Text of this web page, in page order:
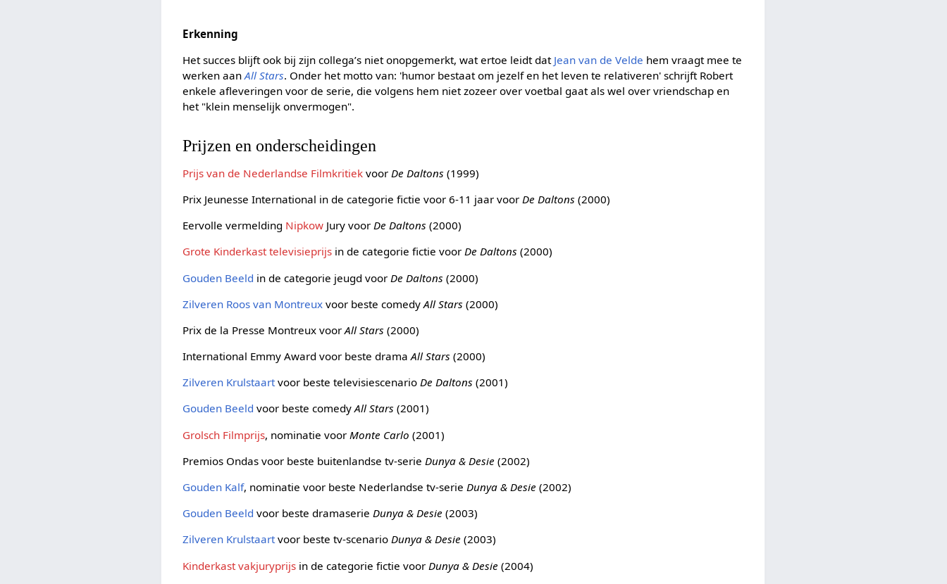
Erkenning
Het succes blijft ook bij zijn collega’s niet onopgemerkt, wat ertoe leidt dat Jean van de Velde hem vraagt mee te
werken aanAll Stars. Onder het motto van: 'humor bestaat om jezelf en het leven te relativeren' schrijft Robert
enkele afleveringen voor de serie, die volgens hem niet zozeer over voetbal gaat als wel over vriendschap en
het "klein menselijk onvermogen".
Prijzen en onderscheidingen
Prijs van de Nederlandse Filmkritiek voor De Daltons (1999)
Prix Jeunesse International in de categorie fictie voor 6-11 jaar voor De Daltons (2000)
Eervolle vermelding Nipkow Jury voorDe Daltons (2000)
Grote Kinderkast televisieprijs in de categorie fictie voorDe Daltons (2000)
Gouden Beeld in de categorie jeugd voor De Daltons (2000)
Zilveren Roos van Montreux voor beste comedyAll Stars (2000)
Prix de la Presse Montreux voorAll Stars (2000)
International Emmy Award voor beste dramaAll Stars (2000)
Zilveren Krulstaartvoor beste televisiescenarioDe Daltons (2001)
Gouden Beeld voor beste comedyAll Stars (2001)
Grolsch Filmprijs, nominatie voor Monte Carlo (2001)
Premios Ondas voor beste buitenlandse tv-serie Dunya & Desie (2002)
Gouden Kalf, nominatie voor beste Nederlandse tv-serieDunya & Desie (2002)
Gouden Beeld voor beste dramaserieDunya & Desie (2003)
Zilveren Krulstaartvoor beste tv-scenarioDunya & Desie (2003)
Kinderkast vakjuryprijs in de categorie fictie voor Dunya & Desie (2004)